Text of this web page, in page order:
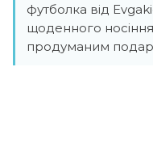
футболка від
щоденного
продуманим